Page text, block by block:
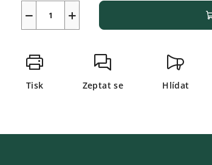
+
−
Tisk Zeptat se Hlídat